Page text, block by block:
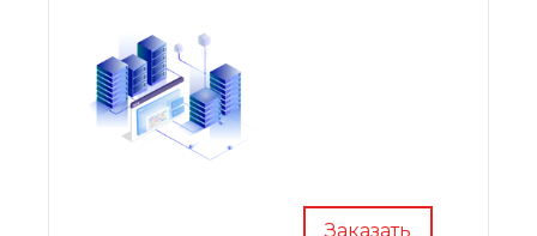
Заказать